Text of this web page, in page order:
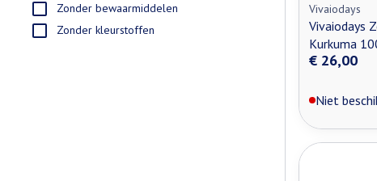
Zonder bewaarmiddelen
Zonder kleurstoffen
Vivaiodays
Vivaiodays
Kurkuma
€ 26,00
Niet